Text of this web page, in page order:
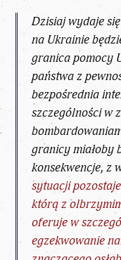
Dzisiaj wydaje
na Ukrainie
granica pomocy
państwa z
bezpośrednia
szczególności w
granicy miałoby
konsekwencje, z
sytuacji
którą z
oferuje w
egzekwowanie